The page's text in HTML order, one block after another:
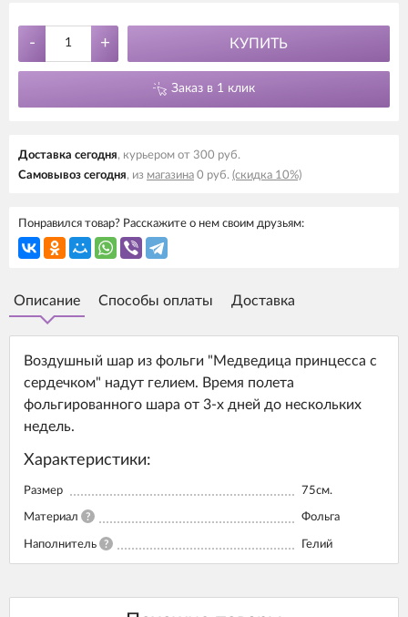
- + КУПИТЬ
Заказ в 1 клик
Доставка cегодня, курьером от 300 руб.
Самовывоз cегодня, из магазина 0 руб. (скидка 10%)
Понравился товар? Расскажите о нем своим друзьям:
Описание Способы оплаты Доставка
Воздушный шар из фольги "Медведица принцесса с
сердечком" надут гелием. Время полета
фольгированного шара от 3-х дней до нескольких
недель.
Характеристики:
Размер 75см.
Материал ? Фольга
Наполнитель ? Гелий